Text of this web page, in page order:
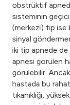
obstrüktif
sisteminin
(merkezi) tip ise
sinyal
iki tip apnede
apnesi görülen
görülebilir. Ancak
hastada bu
tıkanıklığı,